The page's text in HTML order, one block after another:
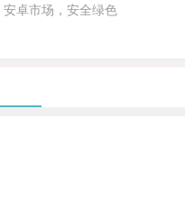
安卓市场，安全绿色